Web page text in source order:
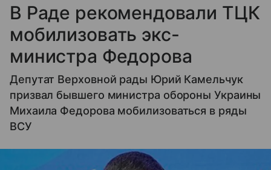
В Раде рекомендовали ТЦК
мобилизовать экс-
министра Федорова
Депутат Верховной рады Юрий Камельчук
призвал бывшего министра обороны Украины
Михаила Федорова мобилизоваться в ряды
ВСУ